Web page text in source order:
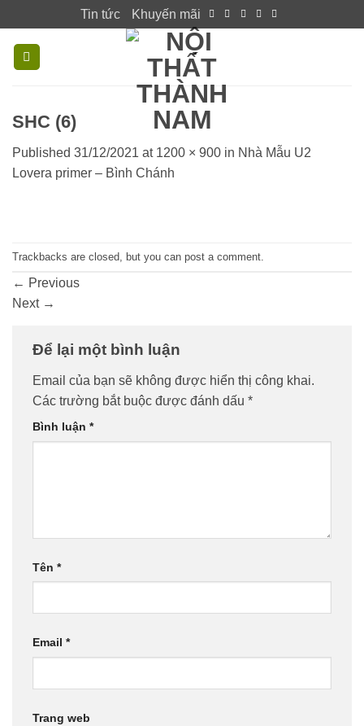
to
content
Tin tức Khuyến mãi
SHC (6)
Published 31/12/2021 at 1200 × 900 in Nhà Mẫu U2
Lovera primer – Bình Chánh
Trackbacks are closed, but you can post a comment
← Previous
Next →
Để lại một bình luận
Email của bạn sẽ không được hiển thị công khai.
Các trường bắt buộc được đánh dấu *
Bình luận *
Tên *
Email *
Trang web